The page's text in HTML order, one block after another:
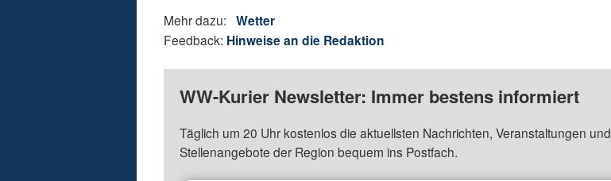
Mehr dazu:Wetter
Feedback: Hinweise an die Redaktion
WW-Kurier Newsletter: Immer bestens informiert
Täglich um 20 Uhr kostenlos die aktuellsten Nachrichten, Veranstaltungen und
Stellenangebote der Region bequem ins Postfach.